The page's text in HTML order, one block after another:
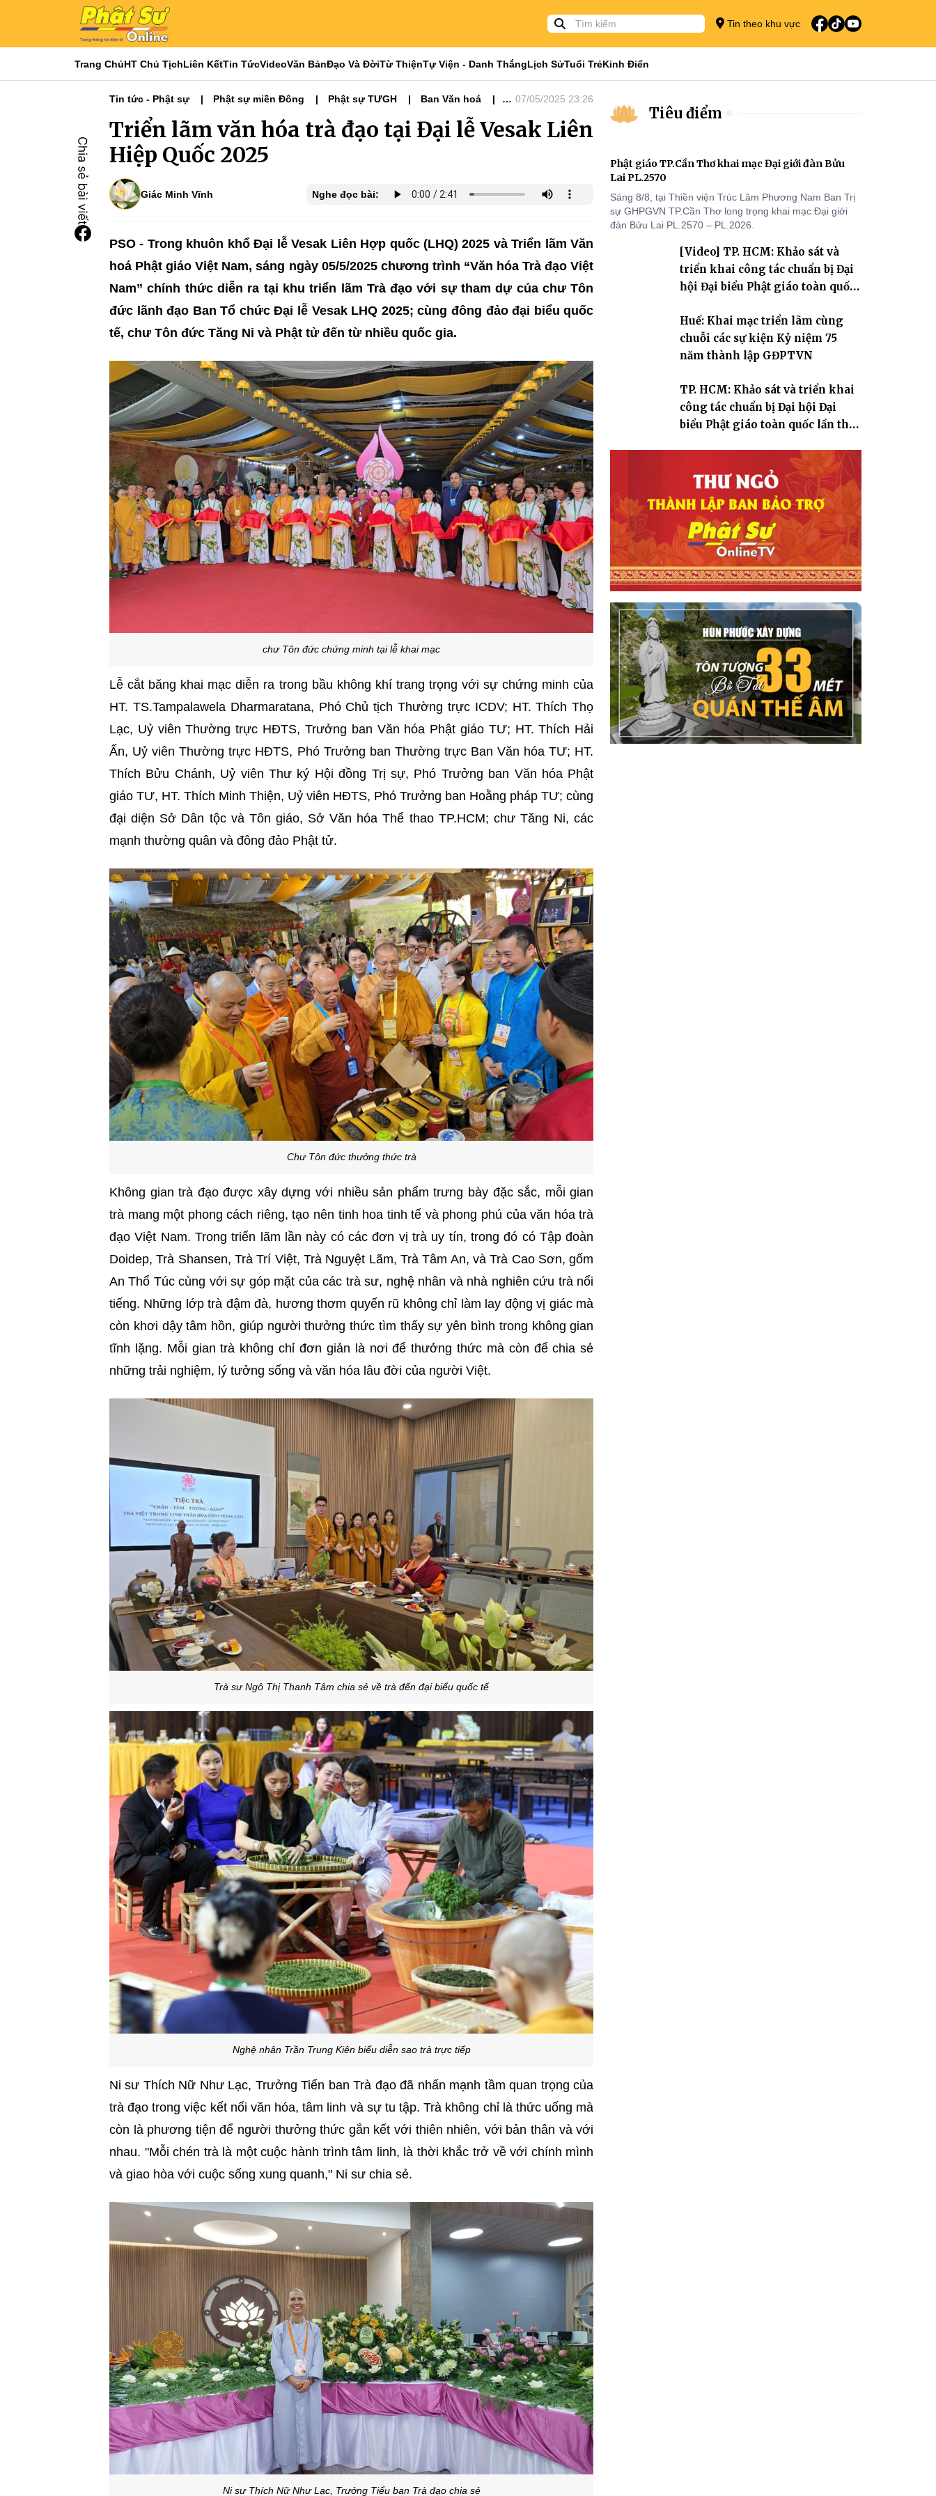
Tin theo khu vực
Trang ChủHT Chủ TịchLiên KếtTin TứcVideoVăn BảnĐạo Và ĐờiTừ ThiệnTự Viện - Danh ThắngLịch SửTuổi TrẻKinh Điển
Tin tức - Phật sự Phật sự miền Đông Phật sự TƯGH
Ban Văn hoá
07/05/2025 23:26
Triển lãm văn hóa trà đạo tại Đại lễ Vesak Liên
Hiệp Quốc 2025
Giác Minh Vĩnh Nghe đọc bài:
PSO - Trong khuôn khổ Đại lễ Vesak Liên Hợp quốc (LHQ) 2025 và Triển lãm Văn
hoá Phật giáo Việt Nam, sáng ngày 05/5/2025 chương trình “Văn hóa Trà đạo Việt
Nam” chính thức diễn ra tại khu triển lãm Trà đạo với sự tham dự của chư Tôn
đức lãnh đạo Ban Tổ chức Đại lễ Vesak LHQ 2025; cùng đông đảo đại biểu quốc
tế, chư Tôn đức Tăng Ni và Phật tử đến từ nhiều quốc gia.
chư Tôn đức chứng minh tại lễ khai mạc
Lễ cắt băng khai mạc diễn ra trong bầu không khí trang trọng với sự chứng minh của
HT. TS.Tampalawela Dharmaratana, Phó Chủ tịch Thường trực ICDV; HT. Thích Thọ
Lạc, Uỷ viên Thường trực HĐTS, Trưởng ban Văn hóa Phật giáo TƯ; HT. Thích Hải
Ấn, Uỷ viên Thường trực HĐTS, Phó Trưởng ban Thường trực Ban Văn hóa TƯ; HT.
Thích Bửu Chánh, Uỷ viên Thư ký Hội đồng Trị sự, Phó Trưởng ban Văn hóa Phật
giáo TƯ, HT. Thích Minh Thiện, Uỷ viên HĐTS, Phó Trưởng ban Hoằng pháp TƯ; cùng
đại diện Sở Dân tộc và Tôn giáo, Sở Văn hóa Thể thao TP.HCM; chư Tăng Ni, các
mạnh thường quân và đông đảo Phật tử.
Chư Tôn đức thưởng thức trà
Không gian trà đạo được xây dựng với nhiều sản phẩm trưng bày đặc sắc, mỗi gian
trà mang một phong cách riêng, tạo nên tinh hoa tinh tế và phong phú của văn hóa trà
đạo Việt Nam. Trong triển lãm lần này có các đơn vị trà uy tín, trong đó có Tập đoàn
Doidep, Trà Shansen, Trà Trí Việt, Trà Nguyệt Lãm, Trà Tâm An, và Trà Cao Sơn, gốm
An Thổ Túc cùng với sự góp mặt của các trà sư, nghệ nhân và nhà nghiên cứu trà nổi
tiếng. Những lớp trà đậm đà, hương thơm quyến rũ không chỉ làm lay động vị giác mà
còn khơi dậy tâm hồn, giúp người thưởng thức tìm thấy sự yên bình trong không gian
tĩnh lặng. Mỗi gian trà không chỉ đơn giản là nơi để thưởng thức mà còn để chia sẻ
những trải nghiệm, lý tưởng sống và văn hóa lâu đời của người Việt.
Trà sư Ngô Thị Thanh Tâm chia sẻ về trà đến đại biểu quốc tế
Nghệ nhân Trần Trung Kiên biểu diễn sao trà trực tiếp
Ni sư Thích Nữ Như Lạc, Trưởng Tiển ban Trà đạo đã nhấn mạnh tầm quan trọng của
trà đạo trong việc kết nối văn hóa, tâm linh và sự tu tập. Trà không chỉ là thức uống mà
còn là phương tiện để người thưởng thức gắn kết với thiên nhiên, với bản thân và với
nhau. "Mỗi chén trà là một cuộc hành trình tâm linh, là thời khắc trở về với chính mình
và giao hòa với cuộc sống xung quanh," Ni sư chia sẻ.
Ni sư Thích Nữ Như Lạc, Trưởng Tiểu ban Trà đạo chia sẻ
Tiêu điểm
Phật giáo TP.Cần Thơ khai mạc Đại giới đàn Bửu
Lai PL.2570
Sáng 8/8, tại Thiền viện Trúc Lâm Phương Nam Ban Trị
sự GHPGVN TP.Cần Thơ long trọng khai mạc Đại giới
đàn Bửu Lai PL.2570 – PL.2026.
[Video] TP. HCM: Khảo sát và
triển khai công tác chuẩn bị Đại
hội Đại biểu Phật giáo toàn quốc
Huế: Khai mạc triển lãm cùng
chuỗi các sự kiện Kỷ niệm 75
năm thành lập GĐPTVN
TP. HCM: Khảo sát và triển khai
công tác chuẩn bị Đại hội Đại
biểu Phật giáo toàn quốc lần thứ